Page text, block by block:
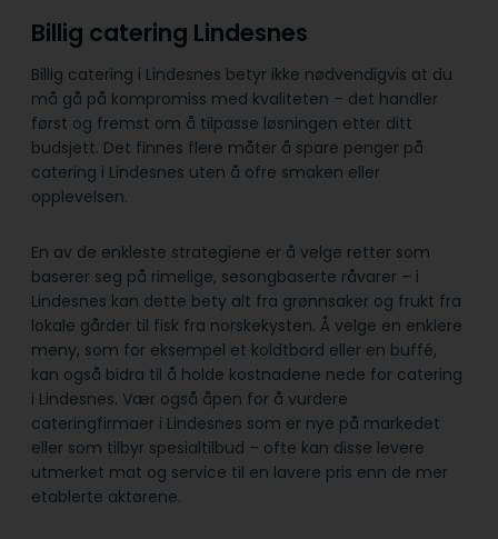
Billig catering Lindesnes
Billig catering i Lindesnes betyr ikke nødvendigvis at du
må gå på kompromiss med kvaliteten – det handler
først og fremst om å tilpasse løsningen etter ditt
budsjett. Det finnes flere måter å spare penger på
catering i Lindesnes uten å ofre smaken eller
opplevelsen.
En av de enkleste strategiene er å velge retter som
baserer seg på rimelige, sesongbaserte råvarer – i
Lindesnes kan dette bety alt fra grønnsaker og frukt fra
lokale gårder til fisk fra norskekysten. Å velge en enklere
meny, som for eksempel et koldtbord eller en buffé,
kan også bidra til å holde kostnadene nede for catering
i Lindesnes. Vær også åpen for å vurdere
cateringfirmaer i Lindesnes som er nye på markedet
eller som tilbyr spesialtilbud – ofte kan disse levere
utmerket mat og service til en lavere pris enn de mer
etablerte aktørene.